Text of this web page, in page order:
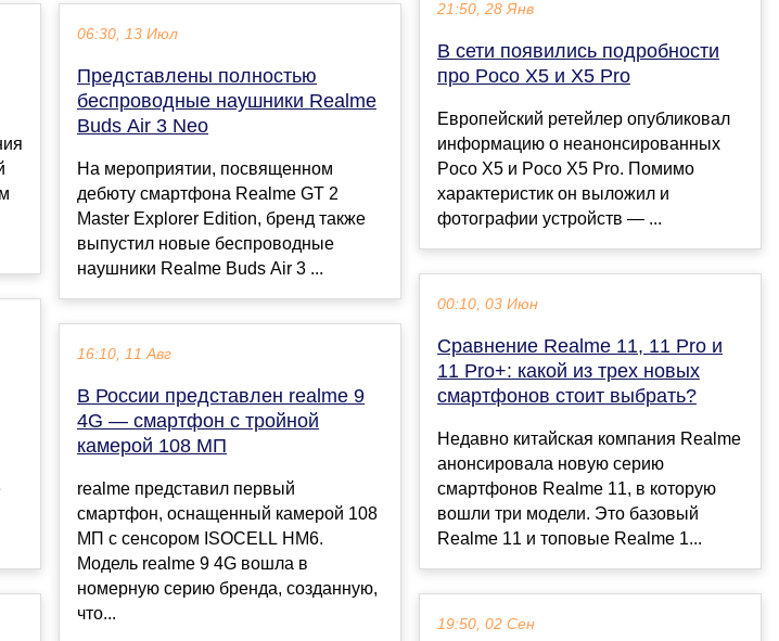
06:30, 13 Июл
Представлены полностью
беспроводные наушники Realme
Buds Air 3 Neo
На мероприятии, посвященном
дебюту смартфона Realme GT 2
Master Explorer Edition, бренд также
выпустил новые беспроводные
наушники Realme Buds Air 3 ...
16:10, 11 Авг
В России представлен realme 9
4G — смартфон с тройной
камерой 108 МП
realme представил первый
смартфон, оснащенный камерой 108
МП с сенсором ISOCELL HM6.
Модель realme 9 4G вошла в
номерную серию бренда, созданную,
что...
21:50, 28 Янв
В сети появились подробности
про Poco X5 и X5 Pro
Европейский ретейлер опубликовал
информацию о неанонсированных
Poco X5 и Poco X5 Pro. Помимо
характеристик он выложил и
фотографии устройств — ...
00:10, 03 Июн
Cравнение Realme 11, 11 Pro и
11 Pro+: какой из трех новых
смартфонов стоит выбрать?
Недавно китайская компания Realme
анонсировала новую серию
смартфонов Realme 11, в которую
вошли три модели. Это базовый
Realme 11 и топовые Realme 1...
19:50, 02 Сен